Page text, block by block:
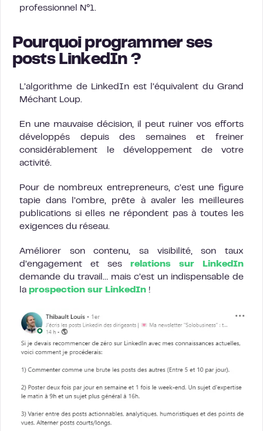
professionnel N°1.
Pourquoi programmer ses
posts LinkedIn ?
L’algorithme de LinkedIn est l’équivalent du Grand
Méchant Loup.
En une mauvaise décision, il peut ruiner vos efforts
développés depuis des semaines et freiner
considérablement le développement de votre
activité.
Pour de nombreux entrepreneurs, c’est une figure
tapie dans l’ombre, prête à avaler les meilleures
publications si elles ne répondent pas à toutes les
exigences du réseau.
Améliorer son contenu, sa visibilité, son taux
d’engagement et ses relations sur LinkedIn
demande du travail… mais c’est un indispensable de
la prospection sur LinkedIn !